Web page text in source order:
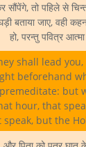
तो पहिले से
बताया जाए, वही
हो, परन्तु पवित्र
shall lead
beforehand
but
hour, that
speak, but the